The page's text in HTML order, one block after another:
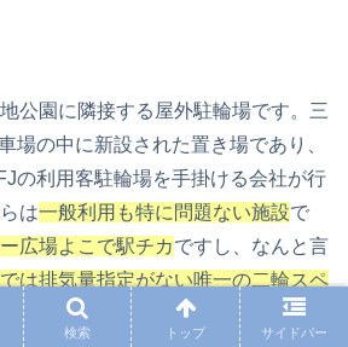
公園に隣接する屋外駐輪場です。三
場の中に新設された置き場であり、
の利用客駐輪場を手掛ける会社が行
は一般利用も特に問題ない施設で
広場よこで駅チカですし、なんと言
は排気量指定がない唯一の二輪スペ
るのがうれしい点です。
検索 トップ サイドバー